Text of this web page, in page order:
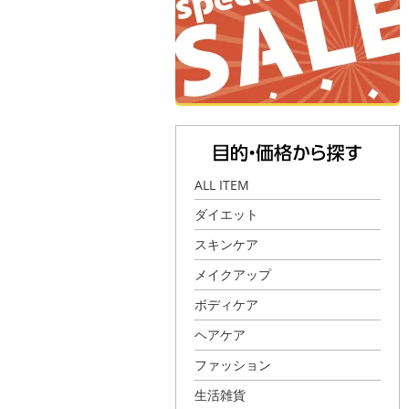
ALL ITEM
ダイエット
スキンケア
メイクアップ
ボディケア
ヘアケア
ファッション
生活雑貨